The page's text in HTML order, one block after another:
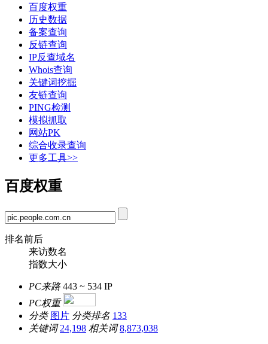
百度权重
历史数据
备案查询
反链查询
IP反查域名
Whois查询
关键词挖掘
友链查询
PING检测
模拟抓取
网站PK
综合收录查询
更多工具>>
百度权重
排名前后
来访数名
指数大小
PC来路 443 ~ 534 IP
PC权重
分类 图片 分类排名 133
关键词 24,198 相关词 8,873,038